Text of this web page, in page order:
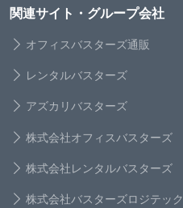
関連サイト・グループ会社
オフィスバスターズ通販
レンタルバスターズ
アズカリバスターズ
株式会社オフィスバスターズ
株式会社レンタルバスターズ
株式会社バスターズロジテック